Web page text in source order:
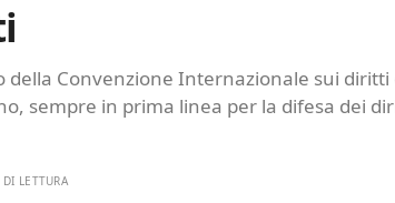
Convenzione Internazionale sui
sempre in prima linea per la difesa dei
LETTURA